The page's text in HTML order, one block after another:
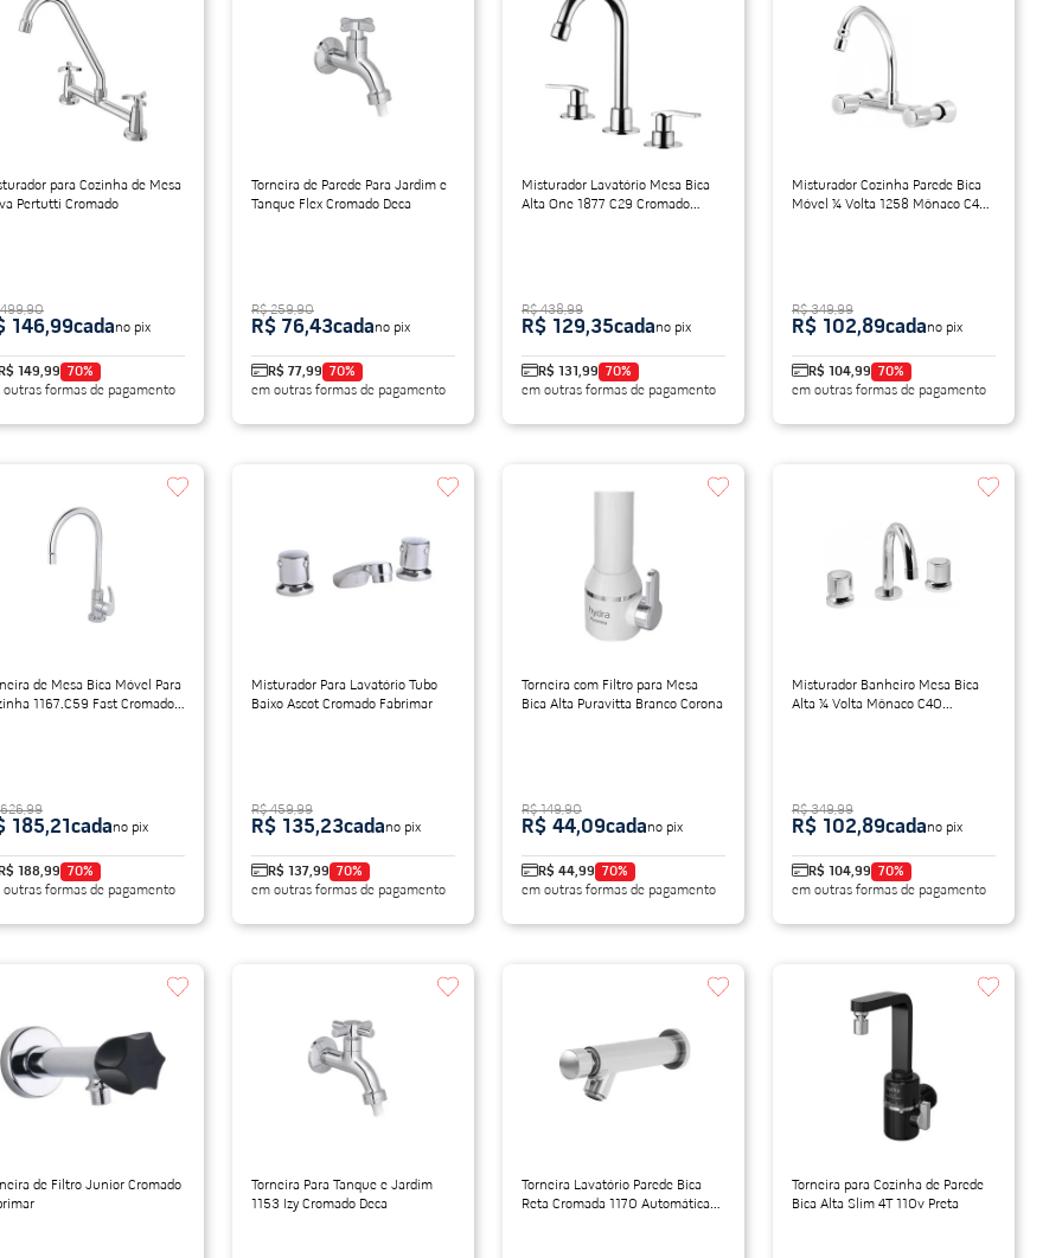
para Cozinha de Mesa
Pertutti Cromado
R$ 149,99 70%
outras formas de pagamento
499,90
146,99cadano pix
Torneira de Parede Para Jardim e
Tanque Flex Cromado Deca
R$ 77,99 70%
em outras formas de pagamento
R$ 259,90
R$ 76,43cadano pix
Misturador Lavatório Mesa Bica
Alta One 1877 C29 Cromado
R$ 131,99 70%
em outras formas de pagamento
R$ 438,99
R$ 129,35cadano pix
Misturador Cozinha Parede Bica
Móvel ¼ Volta 1258 Mônaco C40
R$ 104,99 70%
em outras formas de pagamento
R$ 349,99
R$ 102,89cadano pix
de Mesa Bica Móvel Para
1167.C59 Fast Cromado
R$ 188,99 70%
outras formas de pagamento
185,21cadano pix
Misturador Para Lavatório Tubo
Baixo Ascot Cromado Fabrimar
R$ 137,99 70%
em outras formas de pagamento
R$ 459,99
R$ 135,23cadano pix
Torneira com Filtro para Mesa
Bica Alta Puravitta Branco Corona
R$ 44,99 70%
em outras formas de pagamento
R$ 149,90
R$ 44,09cadano pix
Misturador Banheiro Mesa Bica
Alta ¼ Volta Mônaco C40
R$ 104,99 70%
em outras formas de pagamento
R$ 349,99
R$ 102,89cadano pix
de Filtro Junior Cromado
Torneira Para Tanque e Jardim
1153 Izy Cromado Deca
Torneira Lavatório Parede Bica
Reta Cromada 1170 Automática
Torneira para Cozinha de Parede
Bica Alta Slim 4T 110v Preta